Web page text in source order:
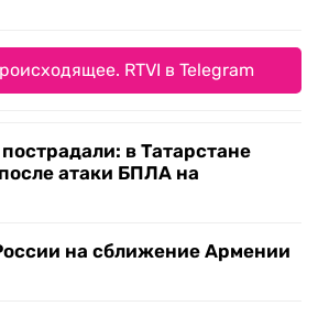
RTVI в Telegram
в Татарстане
атаки БПЛА на
на сближение Армении